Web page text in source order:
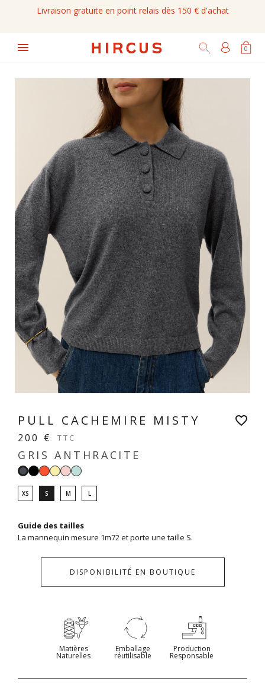
Livraison gratuite en point relais dès 150 € d'achat
0
PULL CACHEMIRE MISTY
200 € TTC
GRIS ANTHRACITE
Gris
anthracite
NoirGrenadine
Jaune
vanille
Rose
pastel
dragée
XS S M L
Guide des tailles
La mannequin mesure 1m72 et porte une taille S.
DISPONIBILITÉ EN BOUTIQUE
favorite_border
Matières
Naturelles
Emballage
réutilisable
Production
Responsable